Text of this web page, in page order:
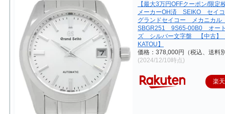
【最大3万円OFFクーポン/限定
メーカーOH済 SEIKO セ
グランドセイコー メカニカ
SBGR251 9S65-00B0 オー
ズ シルバー文字盤 【中古】
KATOU】
価格：378,000円（税込、送料
(2024/12/10時点)
楽